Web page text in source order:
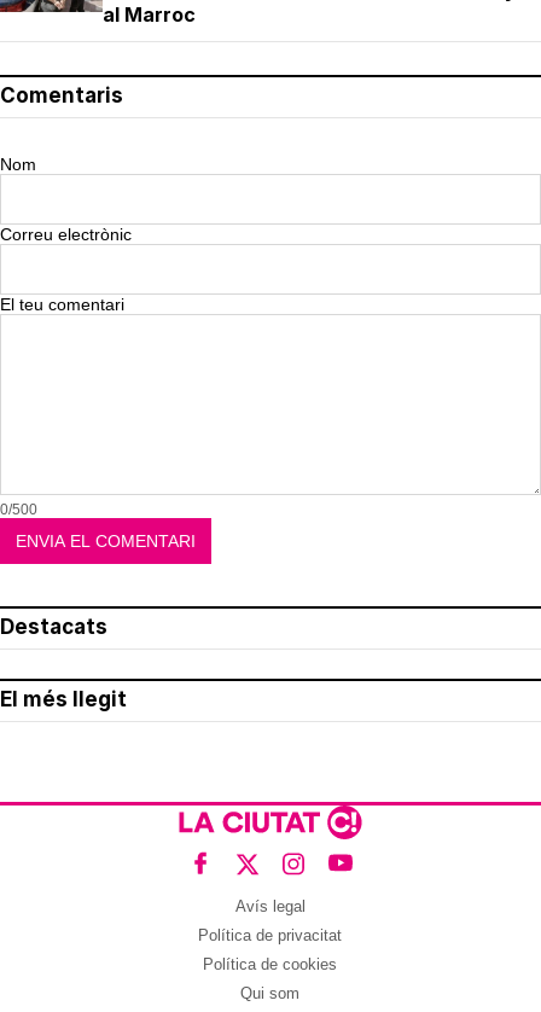
al Marroc
Comentaris
Nom
Correu electrònic
El teu comentari
0/500
Destacats
El més llegit
Avís legal
Política de privacitat
Política de cookies
Qui som